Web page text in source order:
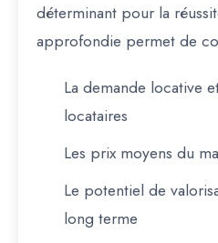
déterminant pour la
approfondie permet de
La demande locative
locataires
Les prix moyens du
Le potentiel de
long terme